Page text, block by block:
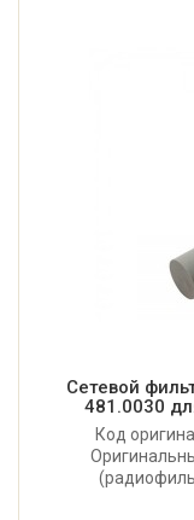
Сетевой
481.0030
Код